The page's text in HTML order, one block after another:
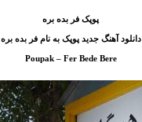
پوپک فر بده بره
دانلود آهنگ جديد پوپک به نام فر بده بره
Poupak – Fer Bede Bere